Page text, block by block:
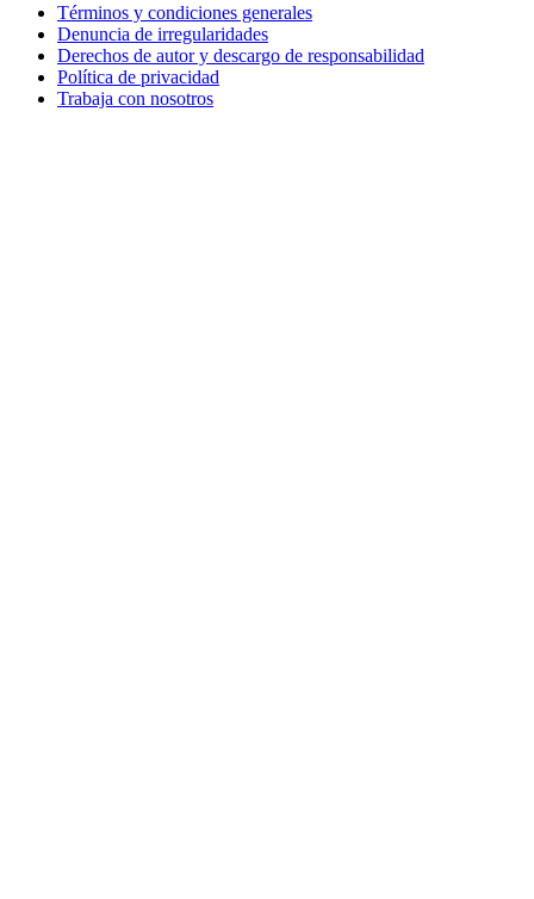
Términos y condiciones generales
Denuncia de irregularidades
Derechos de autor y descargo de responsabilidad
Política de privacidad
Trabaja con nosotros